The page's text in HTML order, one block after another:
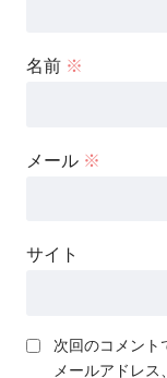
名前 ※
メール ※
サイト
次回のコメント
メールアドレス